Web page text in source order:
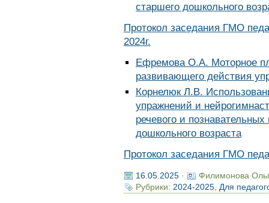
старшего дошкольного
Протокол заседания ГМО
2024г.
Ефремова О.А. Моторное
развивающего действия
Корнелюк Л.В.
упражнений и
речевого и
дошкольного возраста
Протокол заседания ГМО
16.05.2025·
Филимонова
Рубрики: 2024-2025, Для